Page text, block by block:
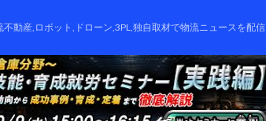
不動産,ロボット,ドローン,3PL,独自取材で物流ニュースを配信